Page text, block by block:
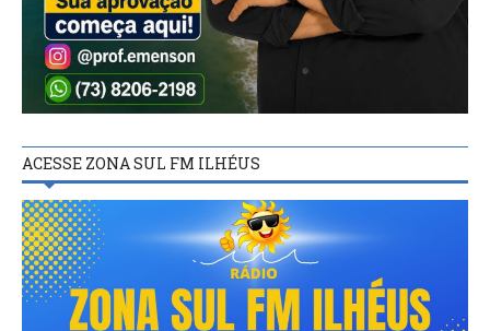
ACESSE ZONA SUL FM ILHÉUS